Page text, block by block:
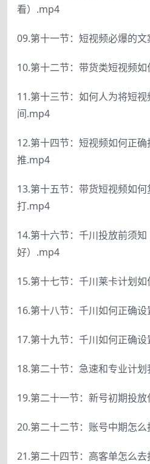
看）.mp4
09.第十一节：短视频必爆的
10.第十二节：带货类短视频
11.第十三节：如何人为将短
间.mp4
12.第十四节：短视频如何正
推.mp4
13.第十五节：带货短视频如
打.mp4
14.第十六节：千川投放前须
好）.mp4
15.第十七节：千川莱卡计划
16.第十八节：千川如何正确
17.第十九节：千川如何正确
18.第二十节：急速和专业计
19.第二十一节：新号初期投
20.第二十二节：账号中期怎
21.第二十四节：高客单怎么